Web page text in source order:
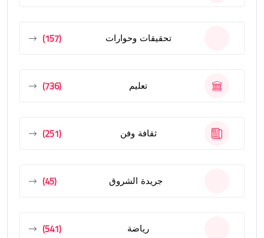
تحقيقات وحوارات (157)
تعليم (736)
ثقافة وفن (251)
جريدة الشروق (45)
رياضة (541)